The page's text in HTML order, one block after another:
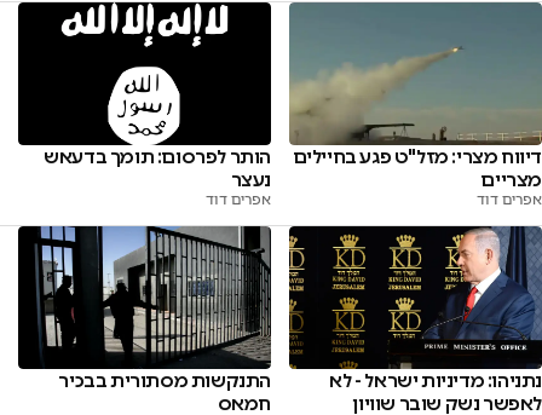
דיווח מצרי: מזל"ט פגע בחיילים
מצריים
אפרים דוד
הותר לפרסום: תומך בדעאש
נעצר
אפרים דוד
נתניהו: מדיניות ישראל - לא
לאפשר נשק שובר שוויון
התנקשות מסתורית בבכיר
חמאס